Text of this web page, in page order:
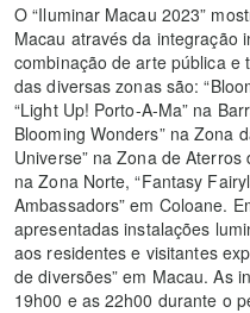
O “Iluminar Macau 2023”
Macau através da integração
combinação de arte pública e
das diversas zonas são:
“Light Up! Porto-A-Ma” na
Blooming Wonders” na Zona
Universe” na Zona de Aterros
na Zona Norte, “Fantasy
Ambassadors” em Coloane.
apresentadas instalações
aos residentes e visitantes
de diversões” em Macau. As
19h00 e as 22h00 durante o